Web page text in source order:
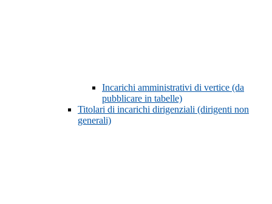
Incarichi amministrativi di vertice (da
pubblicare in tabelle)
Titolari di incarichi dirigenziali (dirigenti non
generali)